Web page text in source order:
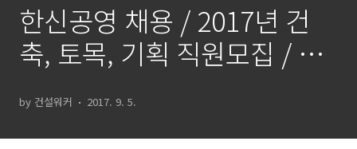
한신공영 채용 / 2017년 건
축, 토목, 기획 직원모집 / 건
by 건설워커 2017. 9. 5.